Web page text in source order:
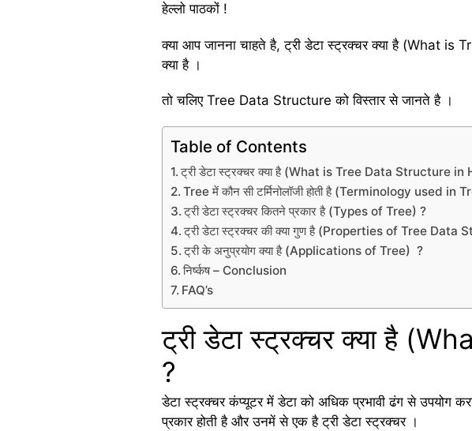
हेल्लो पाठकों !
क्या आप जानना चाहते है, ट्री डेटा स्ट्रक्चर क्या है (What
क्या है ।
तो चलिए Tree Data Structure को विस्तार से जानते है ।
Table of Contents
ट्री डेटा स्ट्रक्चर क्या है (What is Tree Data Structure in
Tree में कौन सी टर्मिनोलॉजी होती है (Terminology used in
ट्री डेटा स्ट्रक्चर कितने प्रकार है (Types of Tree) ?
ट्री डेटा स्ट्रक्चर की क्या गुण है (Properties of Tree Data
ट्री के अनुप्रयोग क्या है (Applications of Tree) ?
निर्ष्कष – Conclusion
FAQ’s
ट्री डेटा स्ट्रक्चर क्या है
?
डेटा स्ट्रक्चर कंप्यूटर में डेटा को अधिक प्रभावी ढंग से उपयोग
प्रकार होती है और उनमें से एक है ट्री डेटा स्ट्रक्चर ।